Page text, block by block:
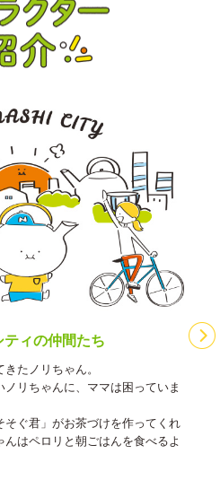
ティの仲間たち
たノリちゃん。
リちゃんに、ママは困っていま
ぐ君」がお茶づけを作ってくれ
はペロリと朝ごはんを食べるよ